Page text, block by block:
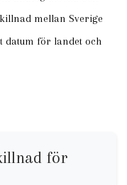
mellan Sverige
datum för landet och
för